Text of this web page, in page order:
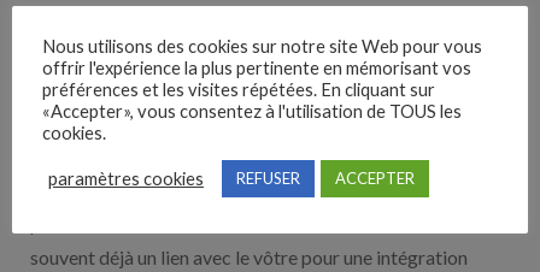
Nos solutions entreprises
Découvrez nos partenaires ! Moteurs de recherches,
multidiffuseurs, sites payant… nombreux sont nos
souvent déjà un lien avec le vôtre pour une intégration
Nous utilisons des cookies sur notre site Web pour vous
offrir l'expérience la plus pertinente en mémorisant vos
préférences et les visites répétées. En cliquant sur
«Accepter», vous consentez à l'utilisation de TOUS les
cookies.
paramètres cookies REFUSER ACCEPTER